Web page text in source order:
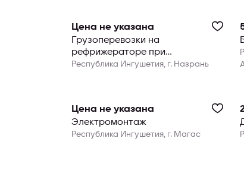
Цена не указана
Грузоперевозки на
рефрижераторе при
температуре от -18*С до +10*С
Республика Ингушетия, г. Назрань
Цена не указана
Электромонтаж
Республика Ингушетия, г. Магас